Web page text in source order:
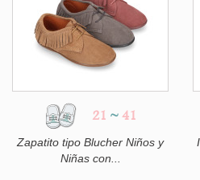
21 ~ 41
Zapatito tipo Blucher Niños y
Niñas con...